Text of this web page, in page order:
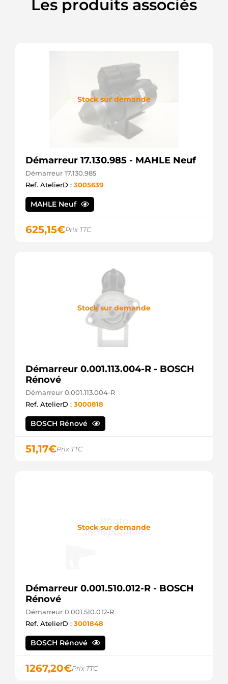
Electro
Precise
Les produits associés
Stock sur demande
Démarreur 17.130.985 - MAHLE Neuf
Démarreur 17.130.985
Ref. AtelierD : 3005639
MAHLE Neuf
625,15€Prix TTC
Stock sur demande
Démarreur 0.001.113.004-R - BOSCH
Rénové
Démarreur 0.001.113.004-R
Ref. AtelierD : 3000818
BOSCH Rénové
51,17€Prix TTC
Stock sur demande
Démarreur 0.001.510.012-R - BOSCH
Rénové
Démarreur 0.001.510.012-R
Ref. AtelierD : 3001848
BOSCH Rénové
1267,20€Prix TTC